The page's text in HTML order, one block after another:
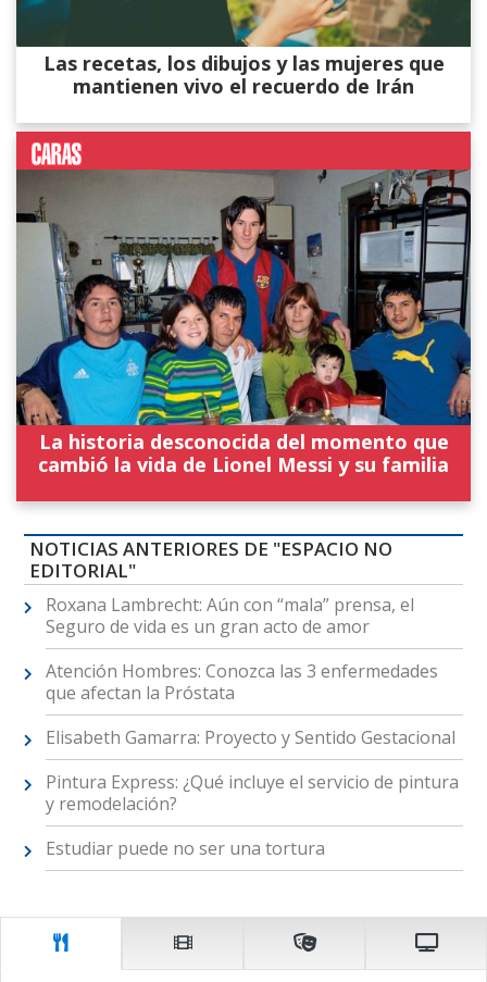
Las recetas, los dibujos y las mujeres que
mantienen vivo el recuerdo de Irán
La historia desconocida del momento que
cambió la vida de Lionel Messi y su familia
NOTICIAS ANTERIORES DE "ESPACIO NO
EDITORIAL"
Roxana Lambrecht: Aún con “mala” prensa, el
Seguro de vida es un gran acto de amor
Atención Hombres: Conozca las 3 enfermedades
que afectan la Próstata
Elisabeth Gamarra: Proyecto y Sentido Gestacional
Pintura Express: ¿Qué incluye el servicio de pintura
y remodelación?
Estudiar puede no ser una tortura